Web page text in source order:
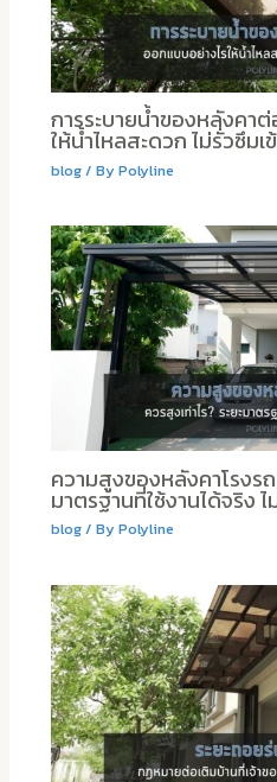
การระบายน้ำของหลังคา
ให้น้ำไหลสะดวก ไม่รั่วซึมเ
blog/ By Polyline
ความสูงของหลังคาโรงรถ
มาตรฐานที่ใช้งานได้จริง
blog/ By Polyline